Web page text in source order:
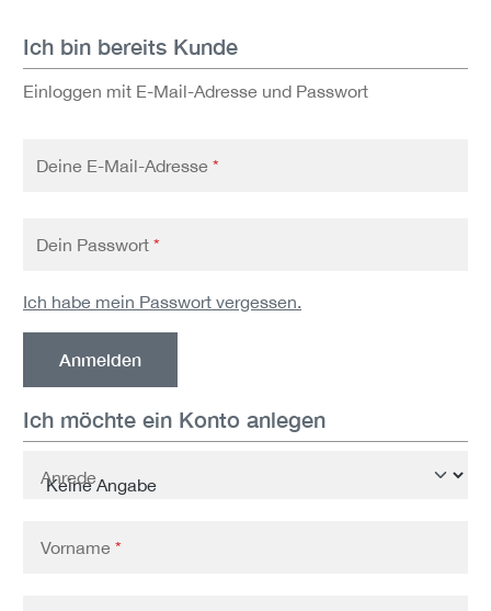
Ich bin bereits Kunde
Einloggen mit E-Mail-Adresse und Passwort
Deine E-Mail-Adresse *
Dein Passwort *
Ich habe mein Passwort vergessen.
Anmelden
Ich möchte ein Konto anlegen
Persönliche Informationen
Anrede
Vorname *